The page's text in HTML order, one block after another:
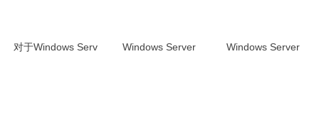
对于Windows Serv Windows Server Windows Server